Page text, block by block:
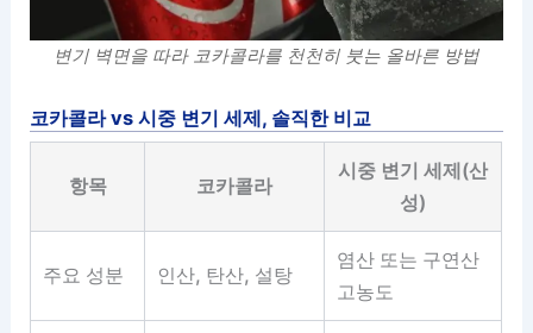
변기 벽면을 따라 코카콜라를 천천히 붓는 올바른 방법
코카콜라 vs 시중 변기 세제, 솔직한 비교
항목 코카콜라
시중 변기 세제(산
성)
주요 성분 인산, 탄산, 설탕
염산 또는 구연산
고농도